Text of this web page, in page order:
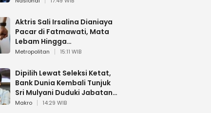
Aktris Sali Irsalina Dianiaya
Pacar di Fatmawati, Mata
Lebam Hingga
Diselamatkan Polantas
Metropolitan 15:11 WIB
Dipilih Lewat Seleksi Ketat,
Bank Dunia Kembali Tunjuk
Sri Mulyani Duduki Jabatan
Strategis
Makro 14:29 WIB